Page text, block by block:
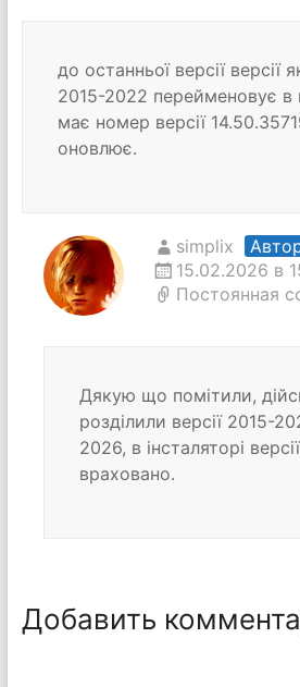
до останньої версії версії
2015-2022 перейменовує в
має номер версії
оновлює.
simplix
15.02.2026 в
Постоянная
Дякую що помітили,
розділили версії 2015-
2026, в інсталяторі
враховано.
Добавить